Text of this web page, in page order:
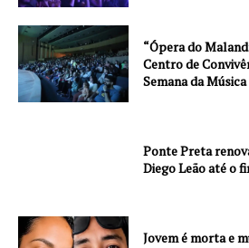
“Ópera do
Centro de
Semana da
Ponte Preta
Diego Leão até o
Jovem é morta e